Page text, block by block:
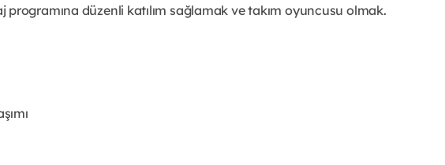
programına düzenli katılım sağlamak vetakım oyuncusu olmak.